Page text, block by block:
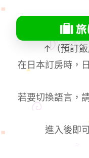
↑（預訂飯
在日本訂房時，
若要切換語言，
進入後即